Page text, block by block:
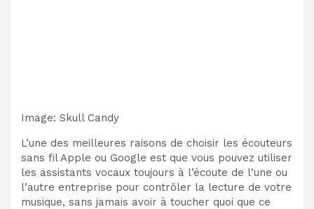
Image: Skull Candy
L’une des meilleures raisons de choisir les écouteurs
sans fil Apple ou Google est que vous pouvez utiliser
les assistants vocaux toujours à l’écoute de l’une ou
l’autre entreprise pour contrôler la lecture de votre
musique, sans jamais avoir à toucher quoi que ce